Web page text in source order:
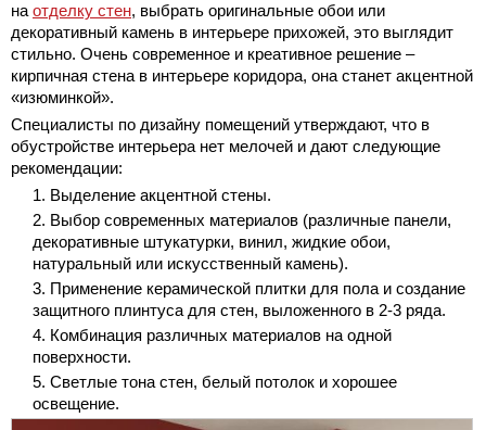
на отделку стен, выбрать оригинальные обои или
декоративный камень в интерьере прихожей, это выглядит
стильно. Очень современное и креативное решение –
кирпичная стена в интерьере коридора, она станет акцентной
«изюминкой».
Специалисты по дизайну помещений утверждают, что в
обустройстве интерьера нет мелочей и дают следующие
рекомендации:
Выделение акцентной стены.
Выбор современных материалов (различные панели,
декоративные штукатурки, винил, жидкие обои,
натуральный или искусственный камень).
Применение керамической плитки для пола и создание
защитного плинтуса для стен, выложенного в 2-3 ряда.
Комбинация различных материалов на одной
поверхности.
Светлые тона стен, белый потолок и хорошее
освещение.